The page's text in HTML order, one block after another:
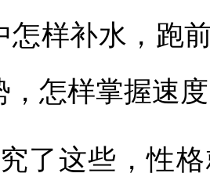
怎样补水，跑
，怎样掌握速
这些，性格